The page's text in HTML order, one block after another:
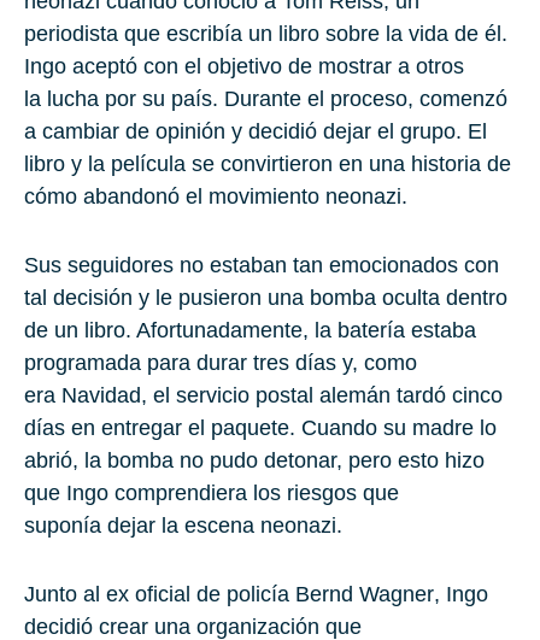
periodista que escribía un libro sobre la vida de él.
Ingo aceptó con el objetivo de mostrar a otros
la lucha por su país. Durante el proceso, comenzó
a cambiar de opinión y decidió dejar el grupo. El
libro y la película se convirtieron en una historia de
cómo abandonó el movimiento neonazi.
Sus seguidores no estaban tan emocionados con
tal decisión y le pusieron una bomba oculta dentro
de un libro. Afortunadamente, la batería estaba
programada para durar tres días y, como
era Navidad, el servicio postal alemán tardó cinco
días en entregar el paquete. Cuando su madre lo
abrió, la bomba no pudo detonar, pero esto hizo
que Ingo comprendiera los riesgos que
suponía dejar la escena neonazi.
Junto al ex oficial de policía Bernd Wagner, Ingo
decidió crear una organización que